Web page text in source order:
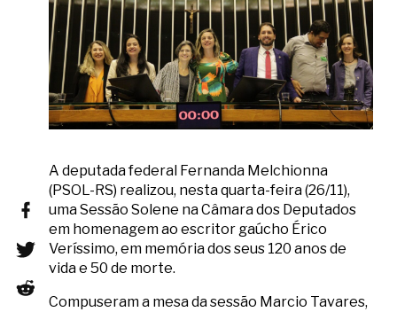
A deputada federal Fernanda Melchionna
(PSOL-RS) realizou, nesta quarta-feira (26/11),
uma Sessão Solene na Câmara dos Deputados
em homenagem ao escritor gaúcho Érico
Veríssimo, em memória dos seus 120 anos de
vida e 50 de morte.
Compuseram a mesa da sessão Marcio Tavares,